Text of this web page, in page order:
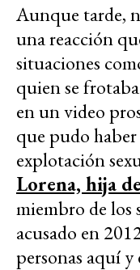
Aunque tarde,
una reacción
situaciones
quien se
en un video
que pudo
explotación
Lorena, hija
miembro de los
acusado en
personas aquí